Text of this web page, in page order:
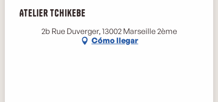
Atelier Tchikebe
2b Rue Duverger, 13002 Marseille 2ème
Cómo llegar